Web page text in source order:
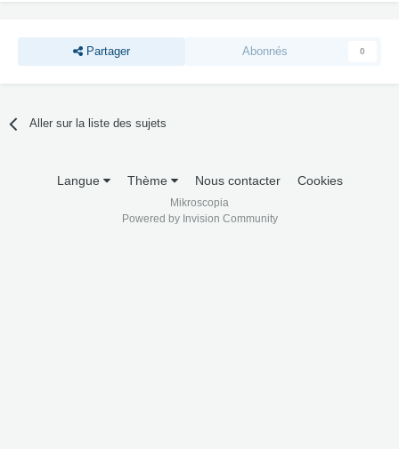
Partager Abonnés 0
Aller sur la liste des sujets
Langue Thème Nous contacter Cookies
Mikroscopia
Powered by Invision Community